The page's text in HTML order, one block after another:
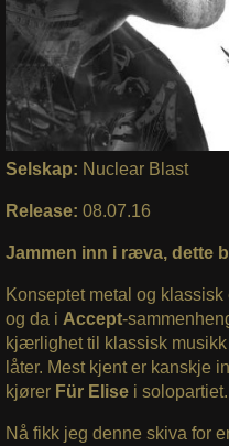
Selskap: Nuclear Blast
Release: 08.07.16
Jammen inn i ræva, dette
Konseptet metal og
og da i Accept-
kjærlighet til klassisk
låter. Mest kjent er kanskje
kjører Für Elisei
Nå fikk jeg denne skiva for